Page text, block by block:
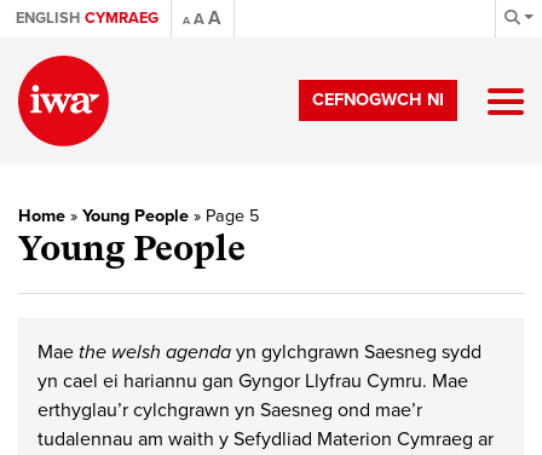
ENGLISH CYMRAEG A AA
CEFNOGWCH NI
Home » Young People » Page 5
Young People
Mae the welsh agenda yn gylchgrawn Saesneg sydd
yn cael ei hariannu gan Gyngor Llyfrau Cymru. Mae
erthyglau’r cylchgrawn yn Saesneg ond mae’r
tudalennau am waith y Sefydliad Materion Cymraeg ar